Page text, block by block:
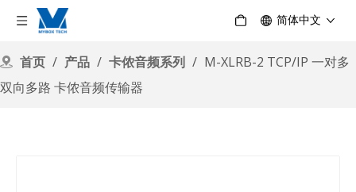
简体中文
首页 / 产品 / 卡侬音频系列 / M-XLRB-2 TCP/IP 一对多
双向多路 卡侬音频传输器